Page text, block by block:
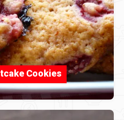
Cookies